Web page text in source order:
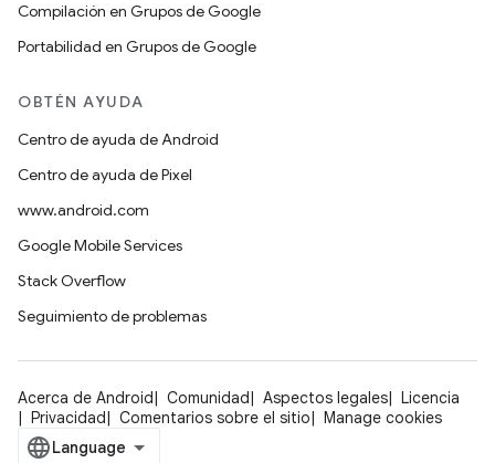
Compilación en Grupos de Google
Portabilidad en Grupos de Google
OBTÉN AYUDA
Centro de ayuda de Android
Centro de ayuda de Pixel
www.android.com
Google Mobile Services
Stack Overflow
Seguimiento de problemas
Acerca de Android Comunidad Aspectos legales
Licencia
Privacidad
Comentarios sobre el sitio Manage cookies